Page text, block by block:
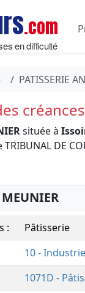
.com
en difficulté
PATISSERIE
créances
située à
DE
:
Pâtisserie
10 -
1071D -